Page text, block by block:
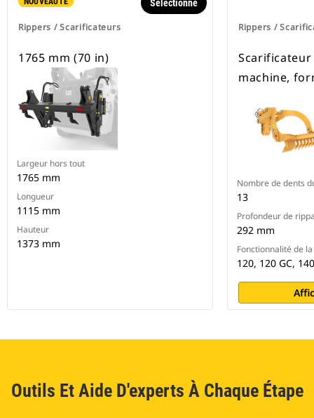
Rippers / Scarificateurs
Sélectionné
1765 mm (70 in)
Largeur hors tout
1765 mm
Longueur
1115 mm
Hauteur
1373 mm
Rippers /
machine,
Nombre de dents
13
Profondeur de
292 mm
Fonctionnalité de
120, 120 GC,
Outils Et Aide D'experts À Chaque Étape